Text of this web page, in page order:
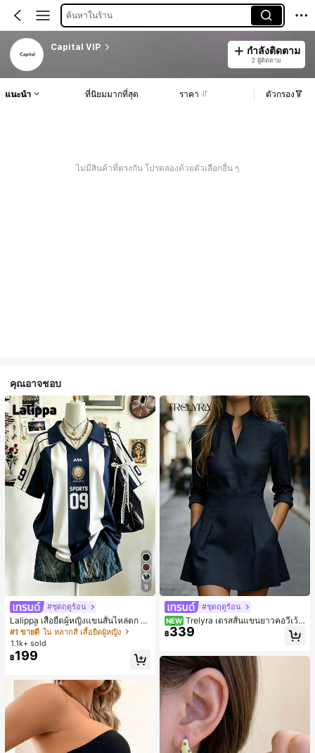
ค้นหาในร้าน
Capital VIP กำลังติดตาม
2 ผู้ติดตาม
แนะนำ ที่นิยมมากที่สุด ราคา ตัวกรอง
ไม่มีสินค้าที่ตรงกัน โปรดลองด้วยตัวเลือกอื่น ๆ
คุณอาจชอบ
9
#ชุดฤดูร้อน
Lalippa เสื้อยืดผู้หญิงแขนสั้นไหล่ตก ค
อวีปกเสื้อ ลายพิมพ์ดิจิทัลลายทาง สไตล์
สปอร์ตแฟชั่นมินิมอล ของขวัญสำหรับเ
พื่อน
#1 ขายดี ใน หลากสี เสื้อยืดผู้หญิง
1.1k+ sold
฿199
#ชุดฤดูร้อน
NEW Trelyra เดรสสั้นแขนยาวคอวีเว้า
สีพื้นสำหรับผู้หญิง
฿339